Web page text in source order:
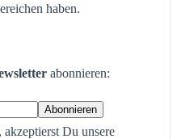
haben.
abonnieren:
Du unsere